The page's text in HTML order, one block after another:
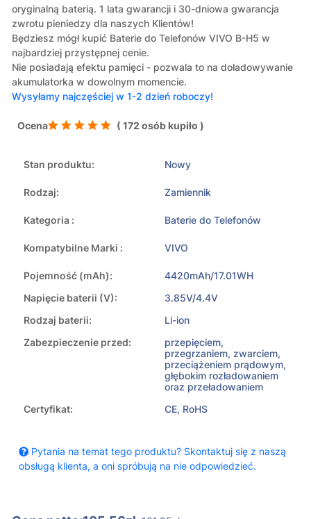
oryginalną baterią. 1 lata gwarancji i 30-dniowa gwarancja
zwrotu pieniedzy dla naszych Klientów!
Będziesz mógł kupić Baterie do Telefonów VIVO B-H5 w
najbardziej przystępnej cenie.
Nie posiadają efektu pamięci - pozwala to na doładowywanie
akumulatorka w dowolnym momencie.
Wysyłamy najczęściej w 1-2 dzień roboczy!
Ocena ( 172 osób kupiło )
Stan produktu: Nowy
Rodzaj: Zamiennik
Kategoria : Baterie do Telefonów
Kompatybilne Marki : VIVO
Pojemność (mAh):
4420mAh/17.01WH
Napięcie baterii (V):
3.85V/4.4V
Rodzaj baterii:
Li-ion
Zabezpieczenie przed:
przepięciem,
przegrzaniem, zwarciem,
przeciążeniem prądowym,
głębokim rozładowaniem
oraz przeładowaniem
Certyfikat:
CE, RoHS
Pytania na temat tego produktu? Skontaktuj się z naszą
obsługą klienta, a oni spróbują na nie odpowiedzieć.